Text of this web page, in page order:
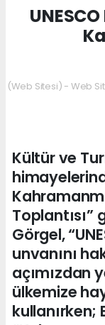
(Web Sitesi) - Web
Kültür ve
Toplantısı”
Görgel,
unvanını
açımızdan
ülkemize
kullanırken;